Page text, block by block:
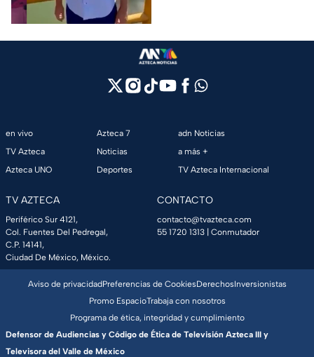
en vivo
TV Azteca
Azteca UNO
Azteca 7
Noticias
Deportes
adn Noticias
a más +
TV Azteca Internacional
TV AZTECA
Periférico Sur 4121,
Col. Fuentes Del Pedregal,
C.P. 14141,
Ciudad De México, México.
CONTACTO
contacto@tvazteca.com
55 1720 1313 | Conmutador
Aviso de privacidadPreferencias de CookiesDerechosInversionistas
Promo EspacioTrabaja con nosotros
Programa de ética, integridad y cumplimiento
Defensor de Audiencias y Código de Ética de Televisión Azteca III y
Televisora del Valle de México